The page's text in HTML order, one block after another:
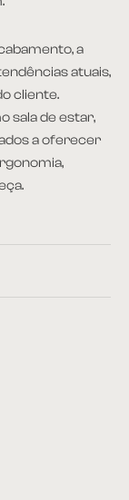
a
atuais,
cliente.
sala de estar,
a oferecer